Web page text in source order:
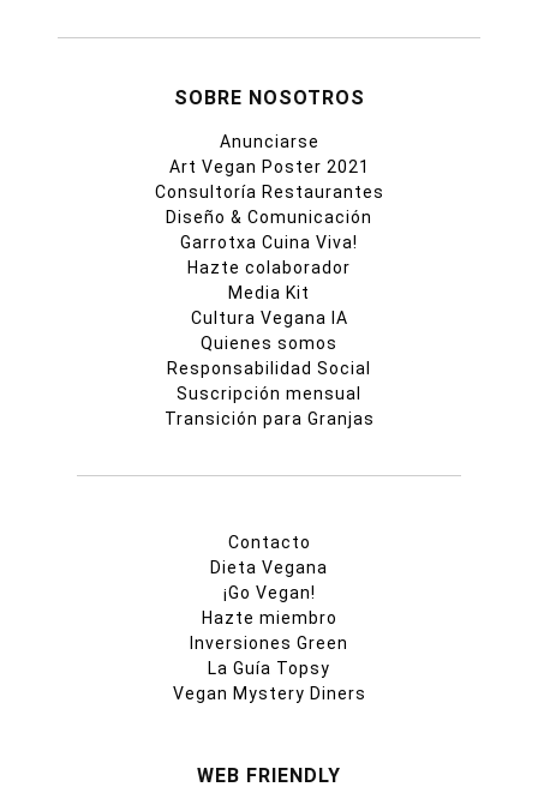
SOBRE NOSOTROS
Anunciarse
Art Vegan Poster 2021
Consultoría Restaurantes
Diseño & Comunicación
Garrotxa Cuina Viva!
Hazte colaborador
Media Kit
Cultura Vegana IA
Quienes somos
Responsabilidad Social
Suscripción mensual
Transición para Granjas
Contacto
Dieta Vegana
¡Go Vegan!
Hazte miembro
Inversiones Green
La Guía Topsy
Vegan Mystery Diners
WEB FRIENDLY